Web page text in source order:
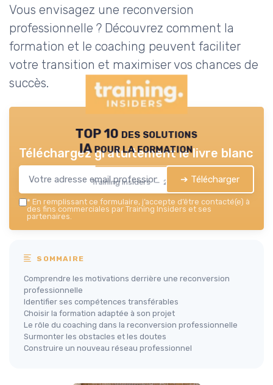
Vous envisagez une reconversion
professionnelle ? Découvrez comment la
formation et le coaching peuvent faciliter
votre transition et maximiser vos chances de
succès.
TOP 10 des solutions
IA pour la formation
Training Insiders — 2026
Téléchargez gratuitement le livre blanc
➔ Télécharger
* En remplissant ce formulaire, j’accepte d’être contacté(e) à
des fins commerciales par Training Insiders et ses
partenaires.
SOMMAIRE
Comprendre les motivations derrière une reconversion
professionnelle
Identifier ses compétences transférables
Choisir la formation adaptée à son projet
Le rôle du coaching dans la reconversion professionnelle
Surmonter les obstacles et les doutes
Construire un nouveau réseau professionnel